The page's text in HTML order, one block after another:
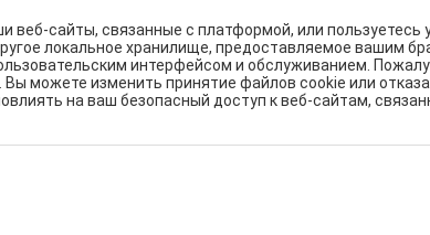
веб-сайты, связанные с платформой, или
локальное хранилище, предоставляемое вашим
интерфейсом и обслуживанием.
можете изменить принятие файлов cookie или
на ваш безопасный доступ к веб-сайтам,